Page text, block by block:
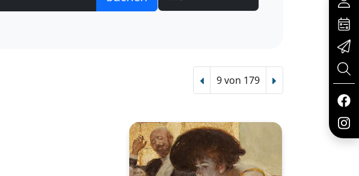
Vorheriger Treffer
9 von 179 Nächster Treffer